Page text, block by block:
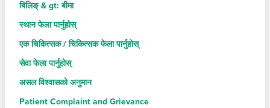
बिलिङ् & gt: बीमा
स्थान फेला पार्नुहोस्
एक चिकित्सक / चिकित्सक फेला पार्नुहोस्
सेवा फेला पार्नुहोस्
असल विश्वासको अनुमान
Patient Complaint and Grievance